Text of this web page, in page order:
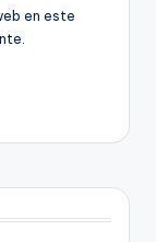
en este